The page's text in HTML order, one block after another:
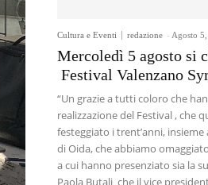
Cultura e Eventi redazione - Agosto
Mercoledì 5 agosto si
Festival Valenzano
“Un grazie a tutti coloro che
realizzazione del Festival , che
festeggiato i trent’anni, insieme
di Oida, che abbiamo
a cui hanno presenziato sia la
Paola Butali che il vice